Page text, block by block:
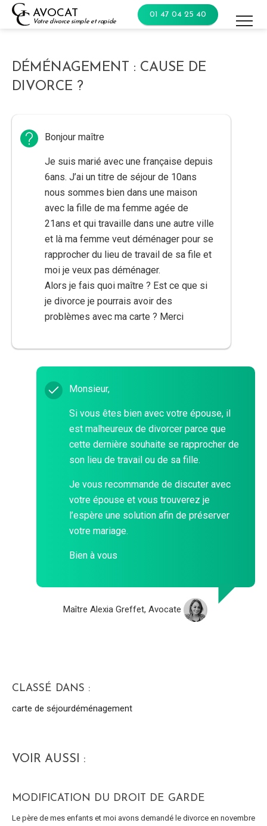
Skip
AVOCAT
Votre divorce simple et rapide
01 47 04 25 40
DÉMÉNAGEMENT : CAUSE DE
DIVORCE ?
Bonjour maître
Je suis marié avec une française depuis
6ans. J’ai un titre de séjour de 10ans
nous sommes bien dans une maison
avec la fille de ma femme agée de
21ans et qui travaille dans une autre ville
et là ma femme veut déménager pour se
rapprocher du lieu de travail de sa file et
moi je veux pas déménager.
Alors je fais quoi maître ? Est ce que si
je divorce je pourrais avoir des
problèmes avec ma carte ? Merci
Monsieur,
Si vous êtes bien avec votre épouse, il
est malheureux de divorcer parce que
cette dernière souhaite se rapprocher de
son lieu de travail ou de sa fille.
Je vous recommande de discuter avec
votre épouse et vous trouverez je
l’espère une solution afin de préserver
votre mariage.
Bien à vous
Maître Alexia Greffet, Avocate
CLASSÉ DANS :
carte de séjourdéménagement
VOIR AUSSI :
MODIFICATION DU DROIT DE GARDE
Le père de mes enfants et moi avons demandé le divorce en novembre